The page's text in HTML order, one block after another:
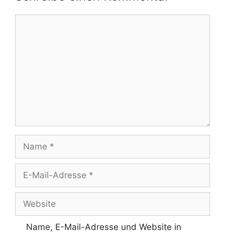
Name
Adresse
Website
Name, E-Mail-Adresse und Website in